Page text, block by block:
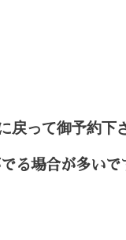
戻って御予約下
る場合が多い